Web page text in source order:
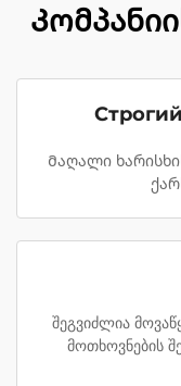
Მაღალი
შეგვიძლია
მოთხოვნების